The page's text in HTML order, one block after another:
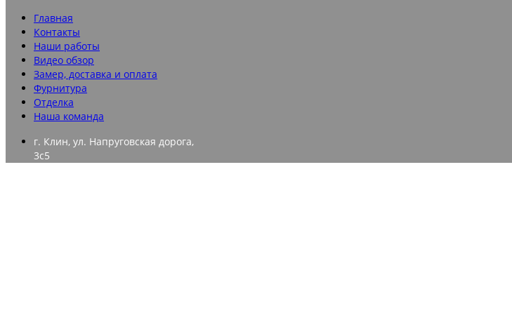
Главная
Контакты
Наши работы
Видео обзор
Замер, доставка и оплата
Фурнитура
Отделка
Наша команда
г. Клин, ул. Напруговская дорога,
3с5